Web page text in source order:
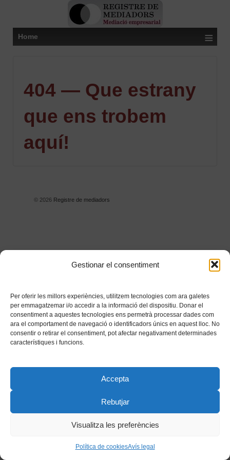
Gestionar el consentiment
Per oferir les millors experiències, utilitzem tecnologies com ara galetes
per emmagatzemar i/o accedir a la informació del dispositiu. Donar el
consentiment a aquestes tecnologies ens permetrà processar dades com
ara el comportament de navegació o identificadors únics en aquest lloc. No
consentir o retirar el consentiment, pot afectar negativament determinades
característiques i funcions.
Accepta
Rebutjar
Visualitza les preferències
Política de cookiesAvís legal
Home ≡
404 — Que estrany
que ens trobem
aquí!
© 2026Registre de mediadors